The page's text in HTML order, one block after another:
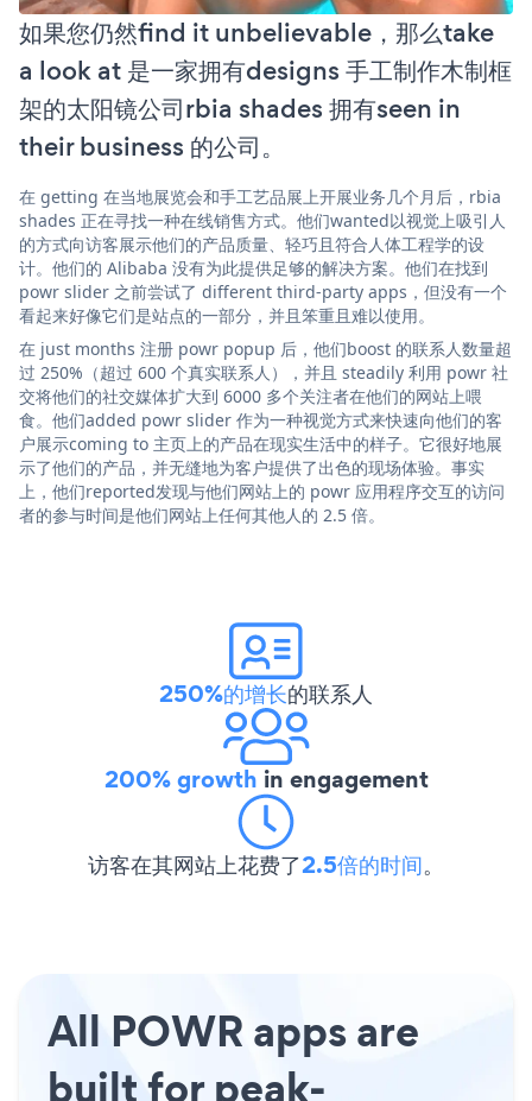
如果您仍然find it unbelievable，那么take
a look at 是一家拥有designs 手工制作木制框
架的太阳镜公司rbia shades 拥有seen in
their business 的公司。
在 getting 在当地展览会和手工艺品展上开展业务几个月后，rbia
shades 正在寻找一种在线销售方式。他们wanted以视觉上吸引人
的方式向访客展示他们的产品质量、轻巧且符合人体工程学的设
计。他们的 Alibaba 没有为此提供足够的解决方案。他们在找到
powr slider 之前尝试了 different third-party apps，但没有一个
看起来好像它们是站点的一部分，并且笨重且难以使用。
在 just months 注册 powr popup 后，他们boost 的联系人数量超
过 250%（超过 600 个真实联系人），并且 steadily 利用 powr 社
交将他们的社交媒体扩大到 6000 多个关注者在他们的网站上喂
食。他们added powr slider 作为一种视觉方式来快速向他们的客
户展示coming to 主页上的产品在现实生活中的样子。它很好地展
示了他们的产品，并无缝地为客户提供了出色的现场体验。事实
上，他们reported发现与他们网站上的 powr 应用程序交互的访问
者的参与时间是他们网站上任何其他人的 2.5 倍。
250%的增长的联系人
200% growth in engagement
访客在其网站上花费了2.5倍的时间。
All POWR apps are
built for peak-